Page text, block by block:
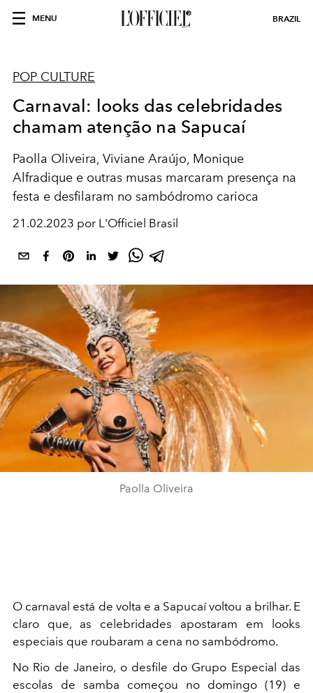
MENU BRAZIL
POP CULTURE
Carnaval: looks das celebridades
chamam atenção na Sapucaí
Paolla Oliveira, Viviane Araújo, Monique
Alfradique e outras musas marcaram presença na
festa e desfilaram no sambódromo carioca
21.02.2023 por L'Officiel Brasil
Paolla Oliveira
O carnaval está de volta e a Sapucaí voltou a brilhar. E
claro que, as celebridades apostaram em looks
especiais que roubaram a cena no sambódromo.
No Rio de Janeiro, o desfile do Grupo Especial das
escolas de samba começou no domingo (19) e